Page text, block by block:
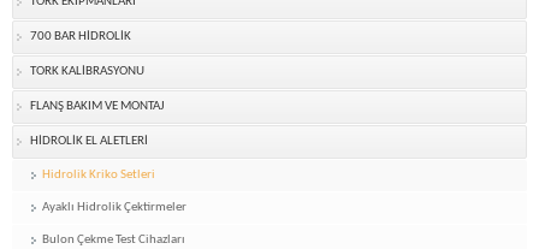
700 BAR HİDROLİK
TORK KALİBRASYONU
FLANŞ BAKIM VE MONTAJ
HİDROLİK EL ALETLERİ
Hidrolik Kriko Setleri
Ayaklı Hidrolik Çektirmeler
Bulon Çekme Test Cihazları